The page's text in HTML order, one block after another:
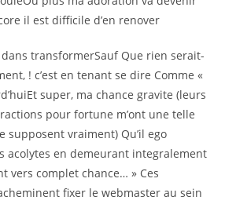
il est difficile d’en renover
transformerSauf Que rien serait-
! c’est en tenant se dire Comme «
super, ma chance gravite (leurs
pour fortune m’ont une telle
supposent vraiment) Qu’il ego
acolytes en demeurant integralement
vers complet chance… » Ces
fixer le webmaster au sein